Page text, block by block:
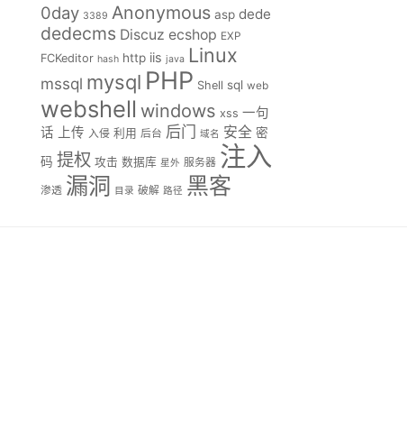
0day 3389 Anonymous asp dede
dedecms Discuz ecshop EXP
FCKeditor hash http iis java Linux
mssql mysql PHP Shell sql web
webshell windows xss 一句
话
上传 入侵 利用 后台 后门 域名 安全 密
码 提权 攻击 数据库 星外 服务器 注入
渗透 漏洞 目录 破解 路径 黑客